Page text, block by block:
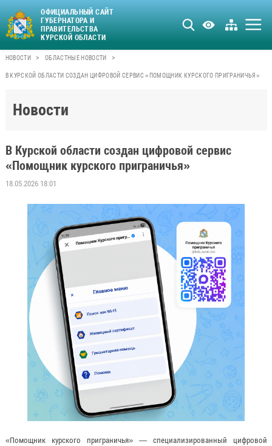
ОФИЦИАЛЬНЫЙ САЙТ
ГУБЕРНАТОРА И
ПРАВИТЕЛЬСТВА
КУРСКОЙ ОБЛАСТИ
НОВОСТИ > ОБЛАСТНЫЕ НОВОСТИ >
В КУРСКОЙ ОБЛАСТИ СОЗДАН ЦИФРОВОЙ СЕРВИС «ПОМОЩНИК КУРСКОГО ПРИГРАНИЧЬЯ»
Новости
В Курской области создан цифровой сервис
«Помощник курского приграничья»
18.05.2026 18:01
«Помощник курского приграничья» — специализированный цифровой